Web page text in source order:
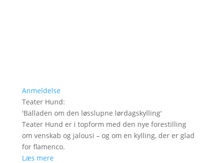
Anmeldelse
Teater Hund:
'Balladen om den løsslupne lørdagskylling'
Teater Hund er i topform med den nye forestilling
om venskab og jalousi – og om en kylling, der er glad
for flamenco.
Læs mere